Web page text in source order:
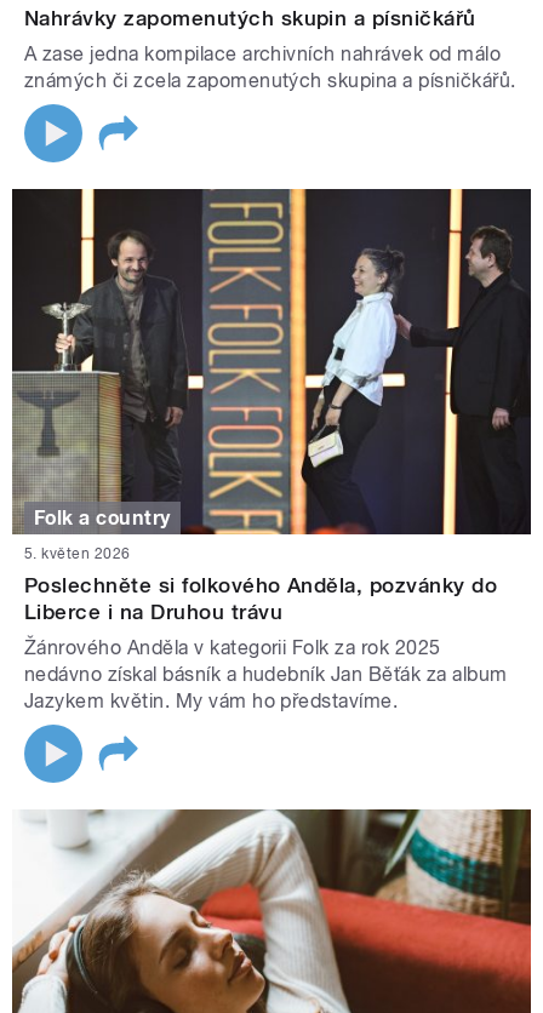
Nahrávky zapomenutých skupin a písničkářů
A zase jedna kompilace archivních nahrávek od málo
známých či zcela zapomenutých skupina a písničkářů.
Folk a country
5. květen 2026
Poslechněte si folkového Anděla, pozvánky do
Liberce i na Druhou trávu
Žánrového Anděla v kategorii Folk za rok 2025
nedávno získal básník a hudebník Jan Běťák za album
Jazykem květin. My vám ho představíme.